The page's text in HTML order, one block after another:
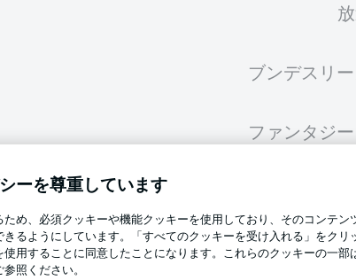
ブンデスリ
ファンタジ
をお選びください
語
be
BUNDESLIGA APP
ーを尊重しています
め、必須クッキーや機能クッキーを使用しており、そのコンテ
るようにしています。「すべてのクッキーを受け入れる」をク
用することに同意したことになります。これらのクッキーの一部
照ください。